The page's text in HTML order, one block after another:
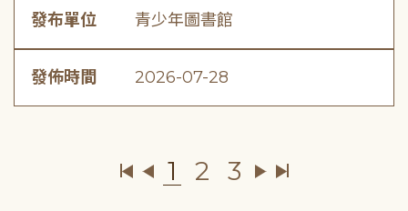
發布單位 青少年圖書館
發佈時間 2026-07-28
1 2 3